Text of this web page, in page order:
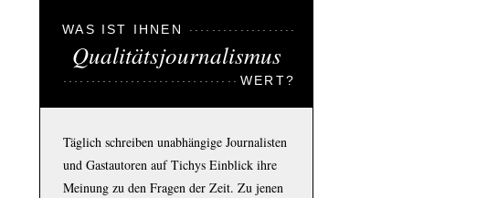
WAS IST IHNEN
Qualitätsjournalismus
WERT?
Täglich schreiben unabhängige Journalisten
und Gastautoren auf Tichys Einblick ihre
Meinung zu den Fragen der Zeit. Zu jenen